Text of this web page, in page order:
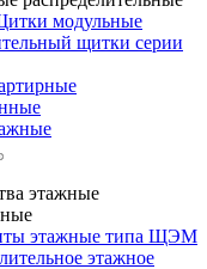
модульные
щитки серии
этажные
этажные типа ЩЭМ
этажное